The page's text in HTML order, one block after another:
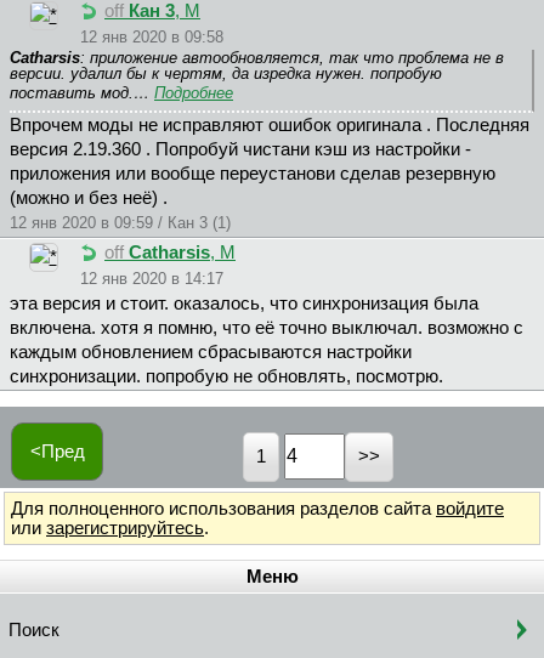
off Кан 3, М
12 янв 2020 в 09:58
Catharsis: приложение автообновляется, так что проблема не в
версии. удалил бы к чертям, да изредка нужен. попробую
поставить мод.… Подробнее
Впрочем моды не исправляют ошибок оригинала . Последняя
версия 2.19.360 . Попробуй чистани кэш из настройки -
приложения или вообще переустанови сделав резервную
(можно и без неё) .
12 янв 2020 в 09:59 / Кан 3 (1)
off Catharsis, М
12 янв 2020 в 14:17
эта версия и стоит. оказалось, что синхронизация была
включена. хотя я помню, что её точно выключал. возможно с
каждым обновлением сбрасываются настройки
синхронизации. попробую не обновлять, посмотрю.
<Пред 1
Для полноценного использования разделов сайта войдите
или зарегистрируйтесь.
Меню
Поиск